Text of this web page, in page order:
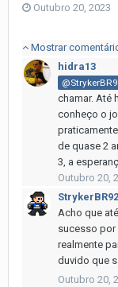
Outubro 20, 2023
Mostrar
hidra13
chamar. Até
conheço o
de quase 2
3, a
Outubro 20,
StrykerBR92
Acho que
sucesso por
realmente
duvido que
Outubro 20,